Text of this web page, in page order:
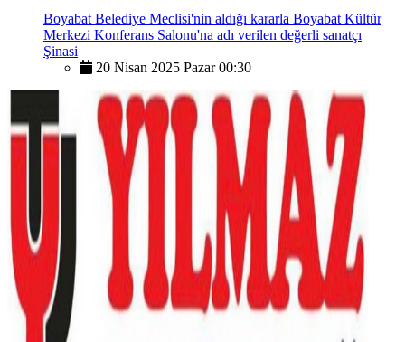
Boyabat Belediye Meclisi'nin aldığı kararla Boyabat Kültür
Merkezi Konferans Salonu'na adı verilen değerli sanatçı
Şinasi
20 Nisan 2025 Pazar 00:30